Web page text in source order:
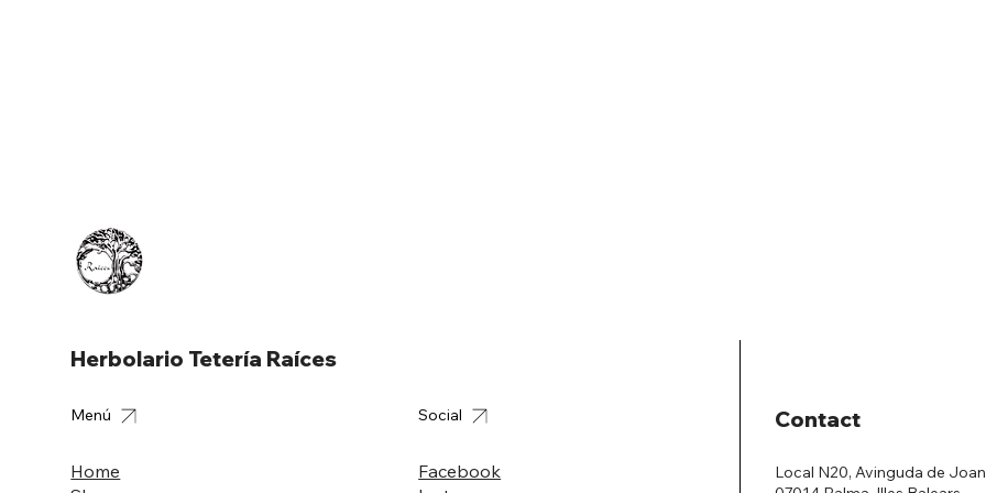
Herbolario Tetería Raíces
Local N20, Avinguda de
Contact
Home
Menú
Facebook
Social